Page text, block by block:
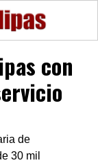
con
de
30 mil